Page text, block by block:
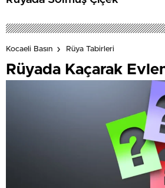
Kocaeli Basın Rüya Tabirleri
Rüyada Kaçarak